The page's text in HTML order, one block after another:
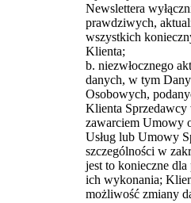
Newslettera
prawdziwych,
wszystkich
Klienta;
b. niezwłocznego
danych, w tym
Osobowych,
Klienta
zawarciem Umowy
Usług lub Umowy
szczególności w
jest to konieczne dla
ich wykonania;
możliwość zmiany